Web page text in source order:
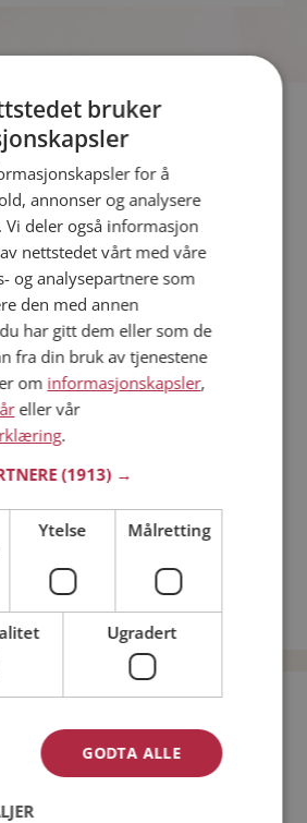
Stranda har du kommet til riktig sted.
bli medlem og søke blant tusenvis av
i Stranda
lag en presentasjon
våre søkefunksjoner
du tar kontakt
Mann Kvinne
bruker
for å
annonser og analysere
Vi deler også informasjon
nettstedet vårt med våre
og analysepartnere som
den med annen
har gitt dem eller som de
fra din bruk av tjenestene
om informasjonskapsler,
eller vår
.
(1913) →
Ytelse Målretting
Ugradert
GODTA ALLE